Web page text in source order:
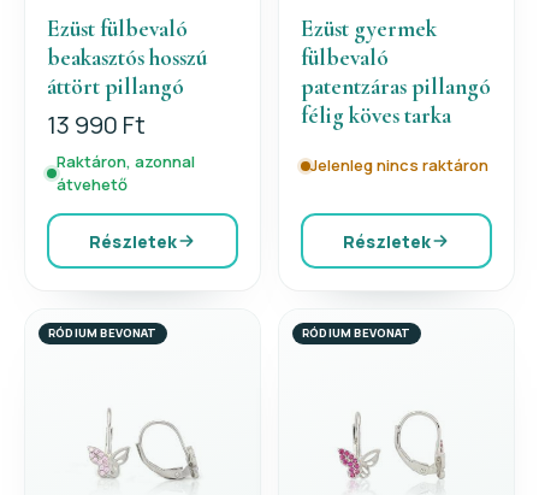
Ezüst fülbevaló
beakasztós hosszú
áttört pillangó
13 990 Ft
Raktáron, azonnal
átvehető
Részletek
Ezüst gyermek
fülbevaló
patentzáras pillangó
félig köves tarka
Jelenleg nincs raktáron
Részletek
RÓDIUM BEVONAT RÓDIUM BEVONAT